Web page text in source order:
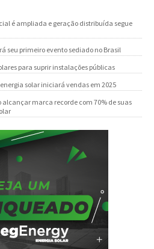
é ampliada e geração distribuída segue
seu primeiro evento sediado no Brasil
para suprir instalações públicas
solar iniciará vendas em 2025
marca recorde com 70% de suas